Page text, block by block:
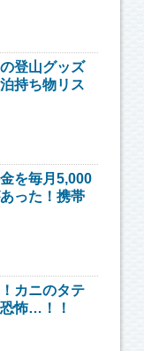
登山グッズ
持ち物リス
を毎月5,000
った！携帯
カニのタテ
怖…！！